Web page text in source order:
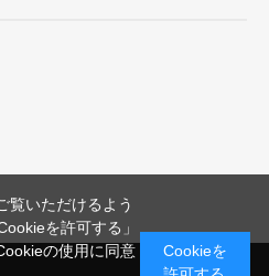
覧いただけるよう
を許可する」
の使用に同意
Cookieを